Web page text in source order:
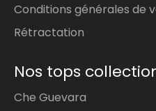
Conditions générales de
Rétractation
Nos tops
Che Guevara